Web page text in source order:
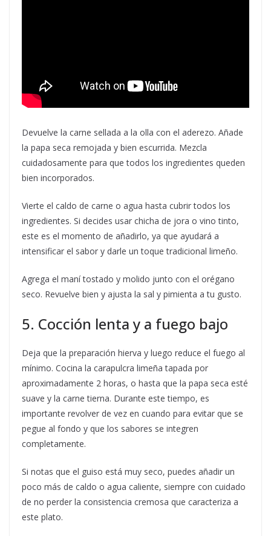
Devuelve la carne sellada a la olla con el aderezo. Añade
la papa seca remojada y bien escurrida. Mezcla
cuidadosamente para que todos los ingredientes queden
bien incorporados.
Vierte el caldo de carne o agua hasta cubrir todos los
ingredientes. Si decides usar chicha de jora o vino tinto,
este es el momento de añadirlo, ya que ayudará a
intensificar el sabor y darle un toque tradicional limeño.
Agrega el maní tostado y molido junto con el orégano
seco. Revuelve bien y ajusta la sal y pimienta a tu gusto.
5. Cocción lenta y a fuego bajo
Deja que la preparación hierva y luego reduce el fuego al
mínimo. Cocina la carapulcra limeña tapada por
aproximadamente 2 horas, o hasta que la papa seca esté
suave y la carne tierna. Durante este tiempo, es
importante revolver de vez en cuando para evitar que se
pegue al fondo y que los sabores se integren
completamente.
Si notas que el guiso está muy seco, puedes añadir un
poco más de caldo o agua caliente, siempre con cuidado
de no perder la consistencia cremosa que caracteriza a
este plato.